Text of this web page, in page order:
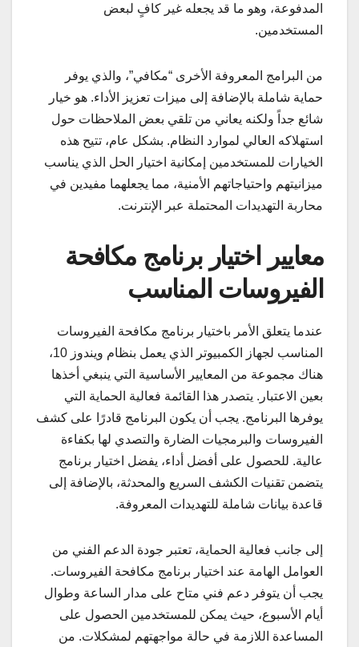
المدفوعة، وهو ما قد يجعله غير كافٍ لبعض
المستخدمين.
من البرامج المعروفة الأخرى “مكافي”، والذي يوفر
حماية شاملة بالإضافة إلى ميزات تعزيز الأداء. هو خيار
شائع جداً ولكنه يعاني من تلقي بعض الملاحظات حول
استهلاكه العالي لموارد النظام. بشكل عام، تتيح هذه
الخيارات للمستخدمين إمكانية اختيار الحل الذي يناسب
ميزانيتهم واحتياجاتهم الأمنية، مما يجعلهما مفيدين في
محاربة التهديدات المحتملة عبر الإنترنت.
معايير اختيار برنامج مكافحة
الفيروسات المناسب
عندما يتعلق الأمر باختيار برنامج مكافحة الفيروسات
المناسب لجهاز الكمبيوتر الذي يعمل بنظام ويندوز 10،
هناك مجموعة من المعايير الأساسية التي ينبغي أخذها
بعين الاعتبار. يتصدر هذا القائمة فعالية الحماية التي
يوفرها البرنامج. يجب أن يكون البرنامج قادرًا على كشف
الفيروسات والبرمجيات الضارة والتصدي لها بكفاءة
عالية. للحصول على أفضل أداء، يفضل اختيار برنامج
يتضمن تقنيات الكشف السريع والمحدثة، بالإضافة إلى
قاعدة بيانات شاملة للتهديدات المعروفة.
إلى جانب فعالية الحماية، تعتبر جودة الدعم الفني من
العوامل الهامة عند اختيار برنامج مكافحة الفيروسات.
يجب أن يتوفر دعم فني متاح على مدار الساعة وطوال
أيام الأسبوع، حيث يمكن للمستخدمين الحصول على
المساعدة اللازمة في حالة مواجهتهم لمشكلات. من